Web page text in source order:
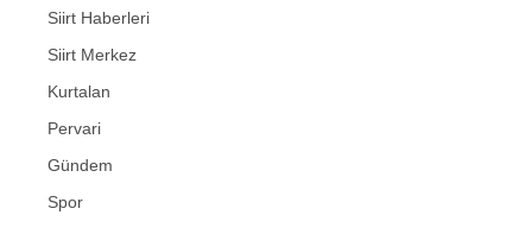
Siirt Haberleri
Siirt Merkez
Kurtalan
Pervari
Gündem
Spor